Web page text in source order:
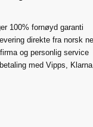
100% fornøyd garanti
direkte fra norsk
og personlig service
med Vipps,